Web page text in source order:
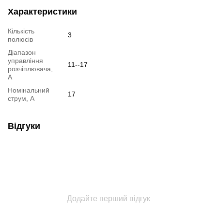
Характеристики
Кількість
полюсів
3
Діапазон
управління
розчіплювача,
А
11--17
Номінальний
струм, А
17
Відгуки
Додайте перший відгук